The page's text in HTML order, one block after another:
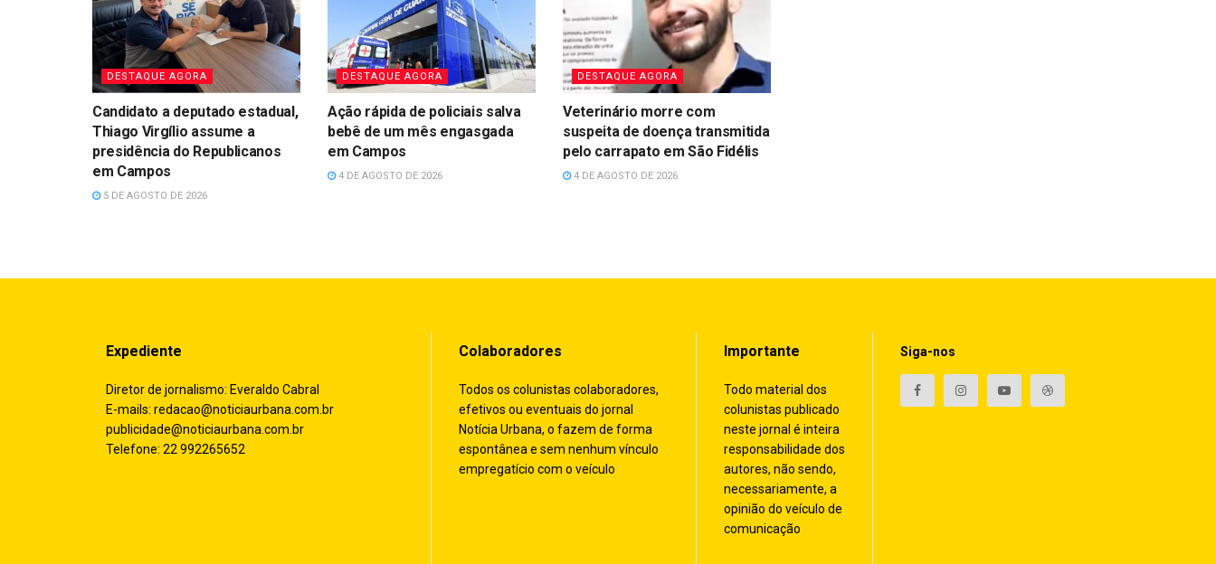
DESTAQUE AGORA
Candidato a deputado estadual,
Thiago Virgílio assume a
presidência do Republicanos
em Campos
5 DE AGOSTO DE 2026
DESTAQUE AGORA
Ação rápida de policiais salva
bebê de um mês engasgada
em Campos
4 DE AGOSTO DE 2026
DESTAQUE AGORA
Veterinário morre com
suspeita de doença transmitida
pelo carrapato em São Fidélis
4 DE AGOSTO DE 2026
Expediente
Diretor de jornalismo: Everaldo Cabral
E-mails: redacao@noticiaurbana.com.br
publicidade@noticiaurbana.com.br
Telefone: 22 992265652
Colaboradores
Todos os colunistas colaboradores,
efetivos ou eventuais do jornal
Notícia Urbana, o fazem de forma
espontânea e sem nenhum vínculo
empregatício com o veículo
Importante
Todo material dos
colunistas publicado
neste jornal é inteira
responsabilidade dos
autores, não sendo,
necessariamente, a
opinião do veículo de
comunicação
Siga-nos